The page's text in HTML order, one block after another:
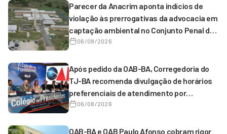
Parecer da Anacrim aponta indícios de
violação às prerrogativas da advocacia em
captação ambiental no Conjunto Penal de
Serrinha
06/08/2026
Após pedido da OAB-BA, Corregedoria do
TJ-BA recomenda divulgação de horários
preferenciais de atendimento por
magistrados de 1º grau
06/08/2026
OAB-BA e OAB Paulo Afonso cobram rigor